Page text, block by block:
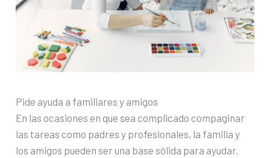
Pide ayuda a familiares y amigos
En las ocasiones en que sea complicado compaginar
las tareas como padres y profesionales, la familia y
los amigos pueden ser una base sólida para ayudar.